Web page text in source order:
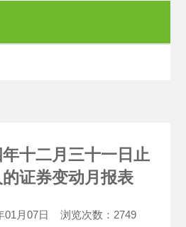
十二月三十一日止
证券变动月报表
01月07日 浏览次数： 2749